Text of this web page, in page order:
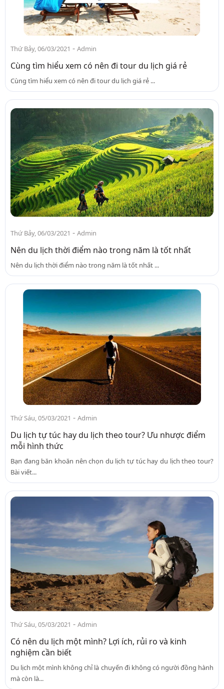
Thứ Bảy, 06/03/2021 - Admin
Cùng tìm hiểu xem có nên đi tour du lịch giá rẻ
Cùng tìm hiểu xem có nên đi tour du lịch giá rẻ ...
Thứ Bảy, 06/03/2021 - Admin
Nên du lịch thời điểm nào trong năm là tốt nhất
Nên du lịch thời điểm nào trong năm là tốt nhất ...
Thứ Sáu, 05/03/2021 - Admin
Du lịch tự túc hay du lịch theo tour? Ưu nhược điểm
mỗi hình thức
Bạn đang băn khoăn nên chọn du lịch tự túc hay du lịch theo tour?
Bài viết...
Thứ Sáu, 05/03/2021 - Admin
Có nên du lịch một mình? Lợi ích, rủi ro và kinh
nghiệm cần biết
Du lịch một mình không chỉ là chuyến đi không có người đồng hành
mà còn là...